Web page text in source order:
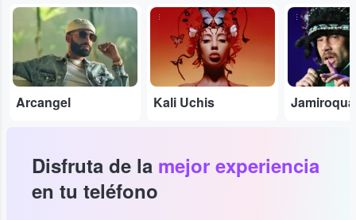
...
Arcangel
...
Kali Uchis
...
Disfruta de la mejor experiencia
en tu teléfono